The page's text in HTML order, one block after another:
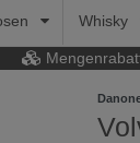
Whisky